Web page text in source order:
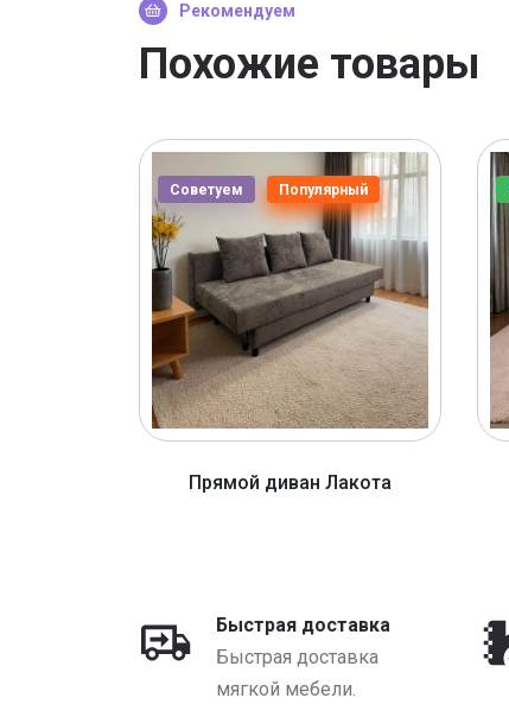
Рекомендуем
Похожие товары
Советуем Популярный
Прямой диван Лакота
Быстрая доставка
Быстрая доставка
мягкой мебели.